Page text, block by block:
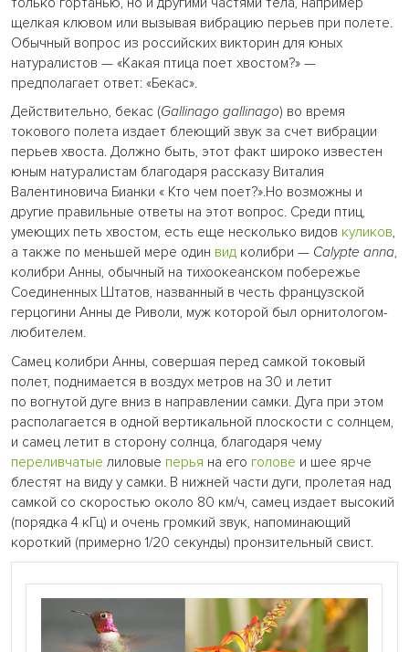
щелкая клювом или вызывая вибрацию перьев при полете.
Обычный вопрос из российских викторин для юных
натуралистов — «Какая птица поет хвостом?» —
предполагает ответ: «Бекас».
Действительно, бекас (Gallinago gallinago) во время
токового полета издает блеющий звук за счет вибрации
перьев хвоста. Должно быть, этот факт широко известен
юным натуралистам благодаря рассказу Виталия
Валентиновича Бианки « Кто чем поет?».Но возможны и
другие правильные ответы на этот вопрос. Среди птиц,
умеющих петь хвостом, есть еще несколько видов куликов,
а также по меньшей мере один вид колибри — Calypte anna,
колибри Анны, обычный на тихоокеанском побережье
Соединенных Штатов, названный в честь французской
герцогини Анны де Риволи, муж которой был орнитологом-
любителем.
Самец колибри Анны, совершая перед самкой токовый
полет, поднимается в воздух метров на 30 и летит
по вогнутой дуге вниз в направлении самки. Дуга при этом
располагается в одной вертикальной плоскости с солнцем,
и самец летит в сторону солнца, благодаря чему
переливчатые лиловые перья на его голове и шее ярче
блестят на виду у самки. В нижней части дуги, пролетая над
самкой со скоростью около 80 км/ч, самец издает высокий
(порядка 4 кГц) и очень громкий звук, напоминающий
короткий (примерно 1/20 секунды) пронзительный свист.